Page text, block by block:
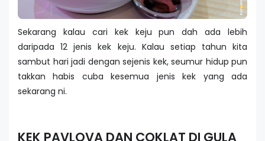
Sekarang kalau cari kek keju pun dah ada lebih
daripada 12 jenis kek keju. Kalau setiap tahun kita
sambut hari jadi dengan sejenis kek, seumur hidup pun
takkan habis cuba kesemua jenis kek yang ada
sekarang ni.
KEK PAVLOVA DAN COKLAT DI GULA